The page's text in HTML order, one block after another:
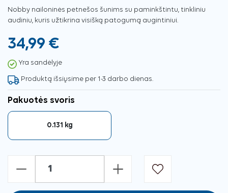
Nobby nailoninės petnešos šunims su paminkštintu, tinkliniu
audiniu, kuris užtikrina visišką patogumą augintiniui.
34,99 €
Yra sandėlyje
Produktą išsiųsime per 1-3 darbo dienas.
Pakuotės svoris
0.131 kg
- +